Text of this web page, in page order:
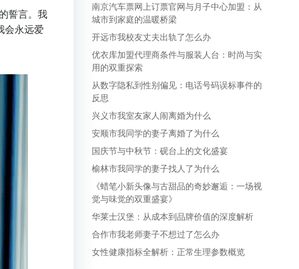
誓言。我
会永远爱
南京汽车票网上订票官网与月子中心加盟：从
城市到家庭的温暖桥梁
开远市我校友丈夫出轨了怎么办
优衣库加盟代理商条件与服装人台：时尚与实
用的双重探索
从数字隐私到性别偏见：电话号码误标事件的
反思
兴义市我室友家人闹离婚为什么
安顺市我同学的妻子离婚了为什么
国庆节与中秋节：砚台上的文化盛宴
榆林市我同学的妻子找人了为什么
《蜡笔小新头像与古甜品的奇妙邂逅：一场视
觉与味觉的双重盛宴》
华莱士汉堡：从成本到品牌价值的深度解析
合作市我老师妻子不想过了怎么办
女性健康指标全解析：正常生理参数概览